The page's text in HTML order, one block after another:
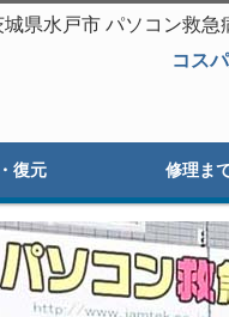
県水戸市 パソコン救急
コス
復元 修理ま